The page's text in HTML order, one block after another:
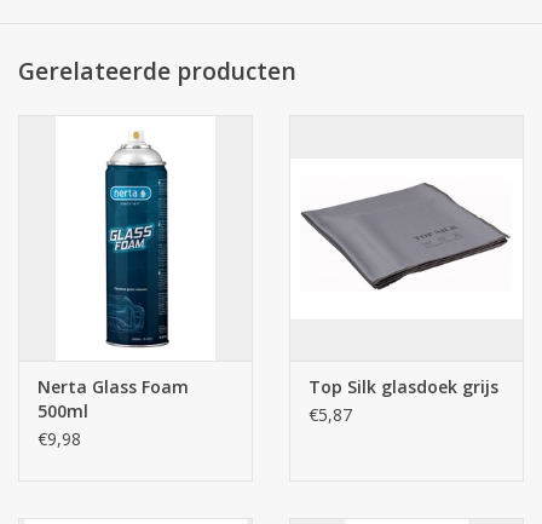
Gerelateerde producten
Nerta Glass Foam
500ml
€9,98
Top Silk glasdoek grijs
€5,87